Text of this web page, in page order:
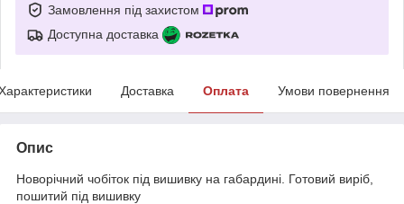
Замовлення під захистом
Доступна доставка
Доставка Оплата Умови повернення
Опис
Новорічний чобіток під вишивку на габардині. Готовий виріб,
пошитий під вишивку